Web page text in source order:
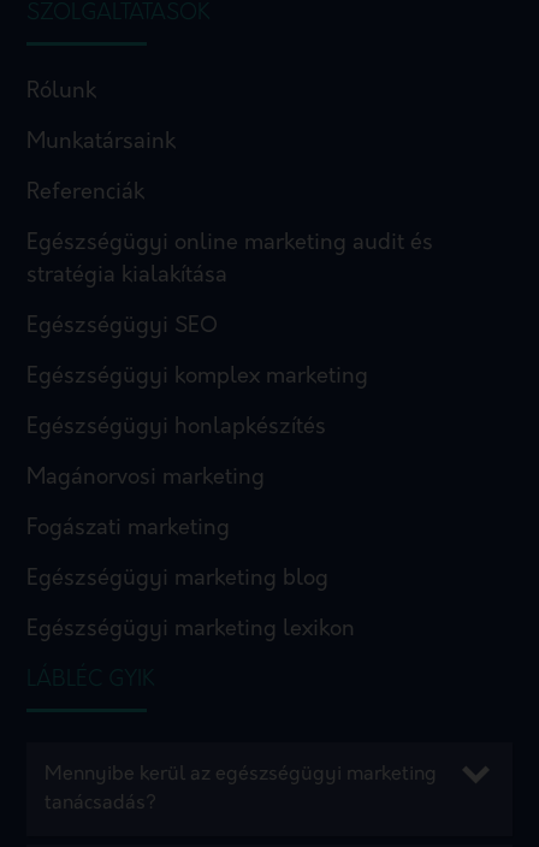
SZOLGÁLTATÁSOK
Rólunk
Munkatársaink
Referenciák
Egészségügyi online marketing audit és
stratégia kialakítása
Egészségügyi SEO
Egészségügyi komplex marketing
Egészségügyi honlapkészítés
Magánorvosi marketing
Fogászati marketing
Egészségügyi marketing blog
Egészségügyi marketing lexikon
LÁBLÉC GYIK
Mennyibe kerül az egészségügyi marketing
tanácsadás?